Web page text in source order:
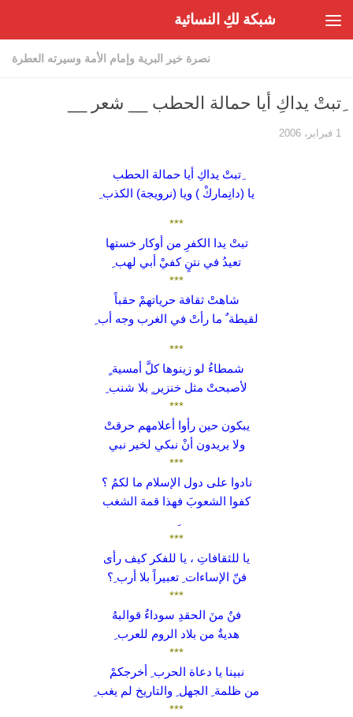
شبكة لكِ النسائية
نصرة خير البرية وإمام الأمة وسيرته العطرة
ِتبتْ يداكِ أيا حمالة الحطب __ شعر __
1 فبراير، 2006
ِتبتْ يداكِ أيا حمالة الحطب
يا (دانِماركْ ) ويا (نرويجة) الكذب ِ
***
تبتْ يدا الكفرِ من أوكار خستها
تعيدُ في نتنٍ كفيْ أبي لهب ِ
***
شاهتْ ثقافة حرياتهمْ حقباً
لقيطة ٌ ما رأتْ في الغرب وجه أب ِ
***
شمطاءُ لو زينوها كلَّ أمسية ٍ
لأصبحتْ مثل خنزير ٍ بلا شنب ِ
***
يبكون حين رأوا أعلامهم حرقتْ
ولا يريدون أنْ نبكي لخير نبي
***
نادوا على دول الإسلام ما لكمُ ؟
كفوا الشعوبَ فهذا قمة الشغب
***
يا للثقافاتِ ، يا للفكر كيف رأى
فنّ الإساءات ِ تعبيراً بلا أرب ِ؟
***
فنٌ منَ الحقدِ سوداءٌ قوالبهُ
هديةٌ من بلاد الروم للعرب ِ
***
نبينا يا دعاة الحرب ِ أخرجكمْ
من ظلمة ِ الجهل ِ والتاريخ لم يغب ِ
***